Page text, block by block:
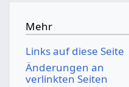
Mehr
Links auf diese Seite
Änderungen an
verlinkten Seiten